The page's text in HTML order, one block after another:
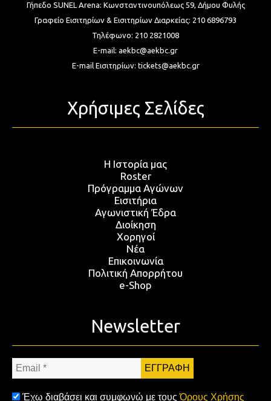
Γήπεδο SUNEL Arena: Κωνσταντινουπόλεως 59, Δήμου Φυλής
Γραφείο Εισιτηρίων & Εισιτηρίων Διαρκείας: 210 6896793
Τηλέφωνο: 210 2821008
E-mail: aekbc@aekbc.gr
E-mail Εισιτηρίων: tickets@aekbc.gr
Χρήσιμες Σελίδες
Η Ιστορία μας
Roster
Πρόγραμμα Αγώνων
Εισιτήρια
Αγωνιστική Έδρα
Διοίκηση
Χορηγοί
Νέα
Επικοινωνία
Πολιτική Απορρήτου
e-Shop
Newsletter
Email
*
Έχω διαβάσει και συμφωνώ με τουςΌρους Χρήσης